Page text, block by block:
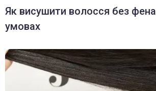
Як висушити волосся без
умовах